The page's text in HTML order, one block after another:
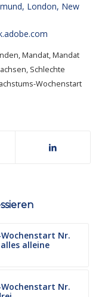
London, New
,Mandat,Mandat
, Schlechte
Wochenstart
Nr.
alleine
Nr.